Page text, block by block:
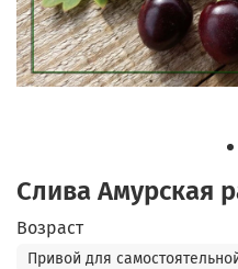
Слива Амурская
Возраст
Привой для